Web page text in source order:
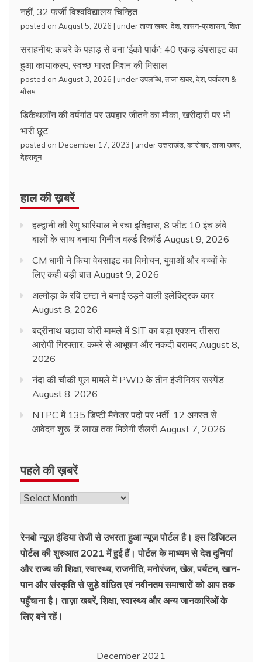
नहीं, 32 फर्जी विश्वविद्यालय चिन्हित
posted on August 5, 2026 | underताजा खबर देश, शासन-प्रशासन, शिक्षा
सराहनीय: कचरे के पहाड़ से बना ‘ईको पार्क’: 40 एकड़ डंपसाइट का
हुआ कायाकल्प, स्वच्छ भारत मिशन की मिसाल
posted on August 3, 2026 | underउपलब्धि ताजा खबर देश, पर्यावरण &
मौसम
डिकैथलॉन की वर्षगांठ पर उपहार जीतने का मौका, खरीदारी पर भी
भारी छूट
posted on December 17, 2023 | underउत्तराखंड कारोबार ताजा खबर
देहरादून
हाल की ख़बरें
हल्द्वानी की रेणु धारियाल ने रचा इतिहास, 8 फीट 10 इंच लंबे
बालों के साथ बनाया गिनीज वर्ल्ड रिकॉर्ड August 9, 2026
CM धामी ने किया वेबसाइट का विमोचन, युवाओं और बच्चों के
लिए कही बड़ी बात August 9, 2026
अल्मोड़ा के रवि टम्टा ने बनाई उड़ने वाली इलेक्ट्रिक कार
August 8, 2026
बद्रीनाथ चढ़ावा चोरी मामले में SIT का बड़ा एक्शन, तीसरा
आरोपी गिरफ्तार, कमरे से आभूषण और नकदी बरामद August 8,
2026
नंदा की चौकी पुल मामले में PWD के तीन इंजीनियर सस्पेंड
August 8, 2026
NTPC में 135 डिप्टी मैनेजर पदों पर भर्ती, 12 अगस्त से
आवेदन शुरू, ₹2 लाख तक मिलेगी सैलरी August 7, 2026
पहले की ख़बरें
रेनबो न्यूज़ इंडिया तेजी से उभरता हुआ न्‍यूज पोर्टल है। इस डिजिटल
पोर्टल की शुरुआत 2021 में हुई हैं। पोर्टल के माध्यम से देश दुनियां
और राज्य की शिक्षा, स्वास्थ्य, राजनीति, मनोरंजन, खेल, पर्यटन, खान-
पान और संस्कृति से जुड़े वांछित एवं नवीनतम समाचारों को आप तक
पहुँचाना है। ताज़ा खबरें, शिक्षा, स्वास्थ्य और अन्य जानकारिओं के
लिए बने रहें।
December 2021